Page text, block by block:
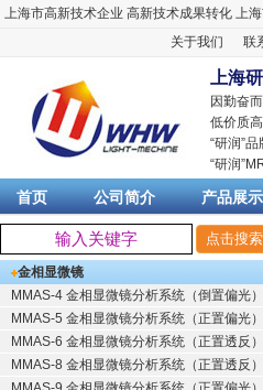
上海市高新技术企业 高新技术成果转化 上
关于我们
联
上海
因勤奋
低价质
“研润”
“研润
首页 公司简介 产品展示
金相显微镜
MMAS-4 金相显微镜分析系统（倒置偏光）
MMAS-5 金相显微镜分析系统（正置偏光）
MMAS-6 金相显微镜分析系统（正置透反）
MMAS-8 金相显微镜分析系统（正置透反）